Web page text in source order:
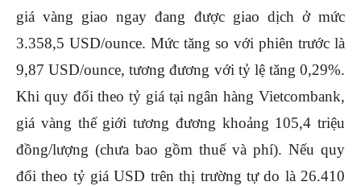
giá vàng giao ngay đang được giao dịch ở mức
3.358,5 USD/ounce. Mức tăng so với phiên trước là
9,87 USD/ounce, tương đương với tỷ lệ tăng 0,29%.
Khi quy đổi theo tỷ giá tại ngân hàng Vietcombank,
giá vàng thế giới tương đương khoảng 105,4 triệu
đồng/lượng (chưa bao gồm thuế và phí). Nếu quy
đổi theo tỷ giá USD trên thị trường tự do là 26.410